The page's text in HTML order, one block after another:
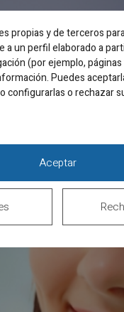
propias y de terceros
a un perfil elaborado a
(por ejemplo, páginas
Puedes
configurarlas o rechazar
Aceptar